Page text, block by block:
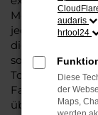
Modell das
jeder
die vielfältigen
sowie die
Touareg
Fahrzeug, wie
überzeugt
audaris
hrtool24
Diese
der
Maps,